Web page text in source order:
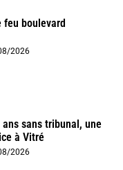
feu boulevard
2026
sans tribunal, une
à Vitré
2026